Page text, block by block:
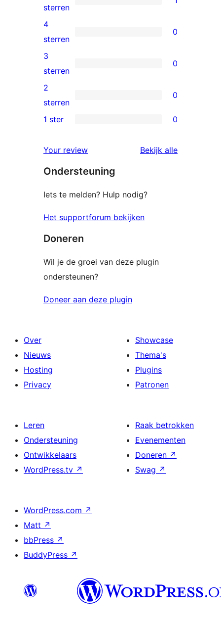
1
5
ster
beoordeling
sterren
0
4
sterren
beoordelingen
4
sterren
0
0
3
sterren
beoordelingen
3
sterren
0
0
2
beoordelingen
2
sterren
0
sterren
beoordelingen
1 ster 0
Your review Bekijk alle
Ondersteuning
Iets te melden? Hulp nodig?
Het supportforum bekijken
Doneren
Wil je de groei van deze plugin
ondersteunen?
Doneer aan deze plugin
Over
Nieuws
Hosting
Privacy
Showcase
Thema's
Plugins
Patronen
Leren
Ondersteuning
Ontwikkelaars
WordPress.tv ↗
Raak betrokken
Evenementen
Doneren ↗
Swag ↗
WordPress.com ↗
Matt ↗
bbPress ↗
BuddyPress ↗